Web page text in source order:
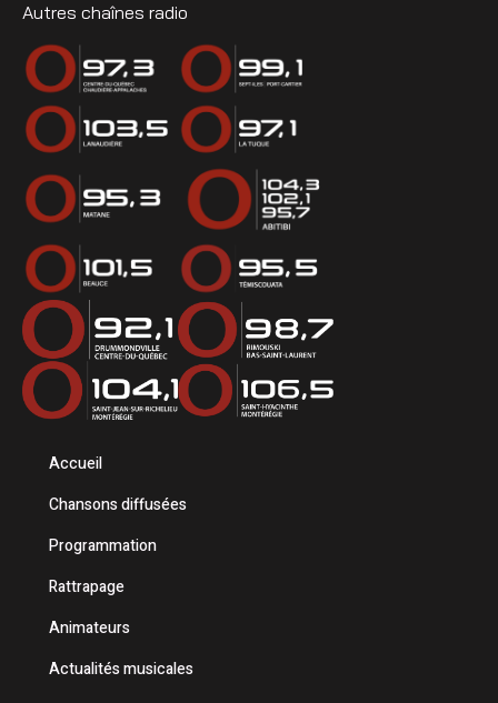
Autres chaînes radio
Accueil
Chansons diffusées
Programmation
Rattrapage
Animateurs
Actualités musicales